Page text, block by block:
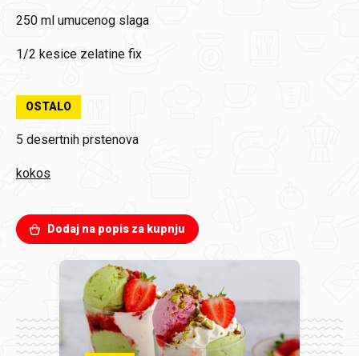
250 ml umucenog slaga
1/2 kesice zelatine fix
OSTALO
5 desertnih prstenova
kokos
Dodaj na popis za kupnju